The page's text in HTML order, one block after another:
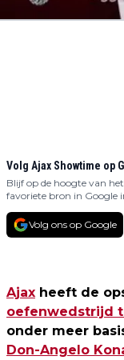
Volg Ajax Showtime op
Blijf op de hoogte van
favoriete bron in Google
Volg ons op Google
Ajax heeft de
oefenwedstrijd
onder meer
Don-Angelo